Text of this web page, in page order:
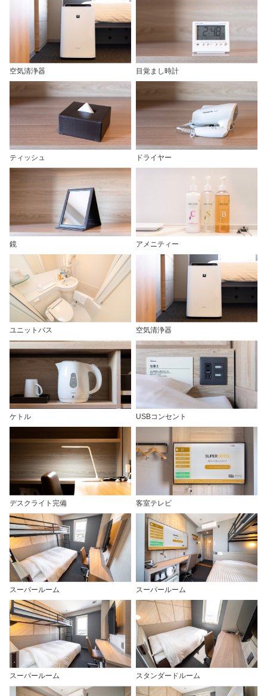
空気清浄器 目覚まし時計
ティッシュ ドライヤー
鏡 アメニティー
ユニットバス 空気清浄器
ケトル USBコンセント
デスクライト完備 客室テレビ
スーパールーム スーパールーム
スーパールーム スタンダードルーム